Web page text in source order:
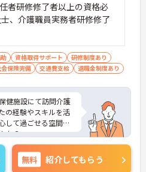
者研修修了者以上の資格必
、介護職員実務者研修修了
資格取得サポート
研修制度あり
保険完備 交通費支給 退職金制度あり
健施設にて訪問介護
の経験やスキルを活
して過ごせる空間づ
か？
イントなど、さらに
軽にご相談くださ
無料 紹介してもらう